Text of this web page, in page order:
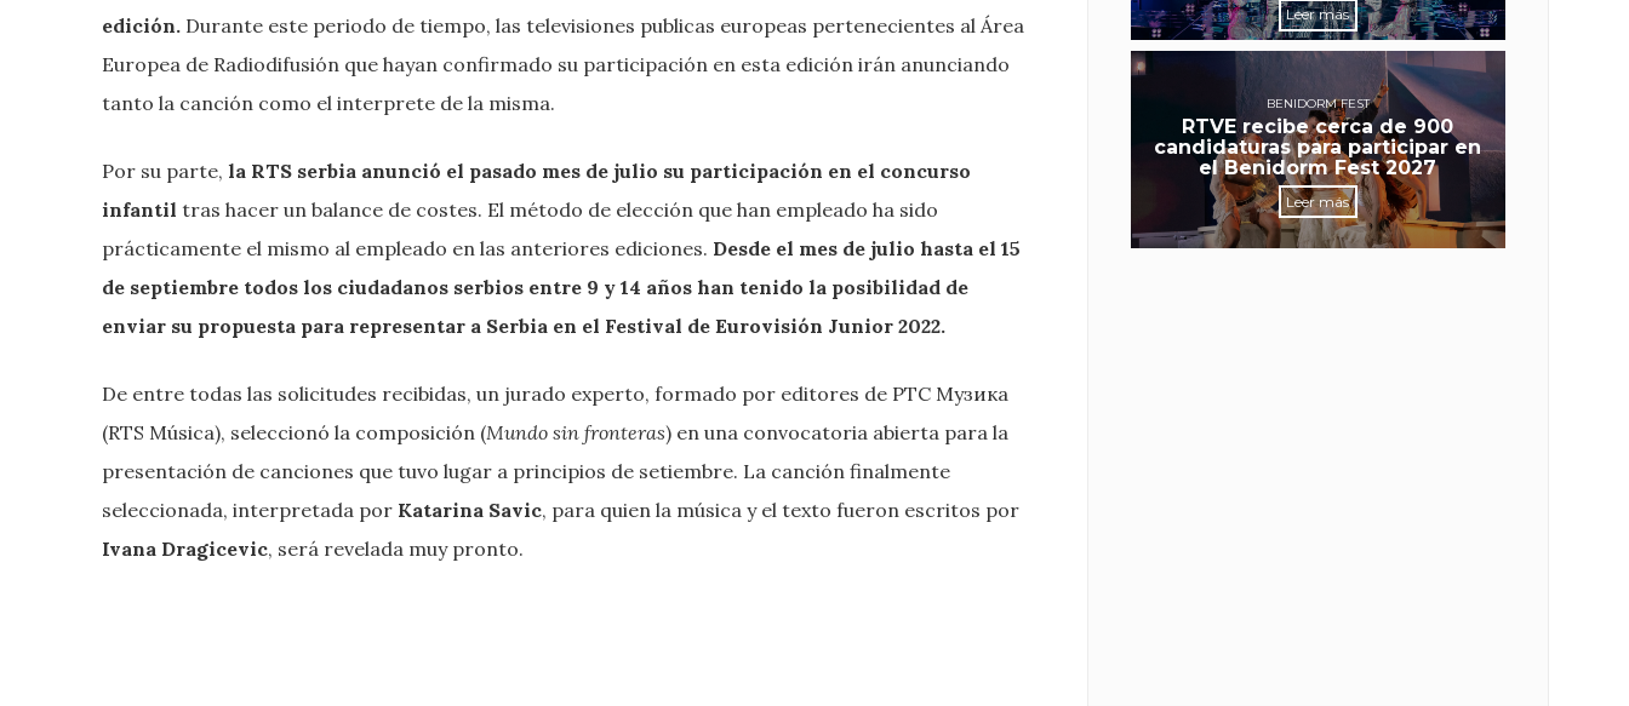
edición. Durante este periodo de tiempo, las televisiones publicas europeas pertenecientes al Área
Europea de Radiodifusión que hayan confirmado su participación en esta edición irán anunciando
tanto la canción como el interprete de la misma.
Por su parte, la RTS serbia anunció el pasado mes de julio su participación en el concurso
infantil tras hacer un balance de costes. El método de elección que han empleado ha sido
prácticamente el mismo al empleado en las anteriores ediciones. Desde el mes de julio hasta el 15
de septiembre todos los ciudadanos serbios entre 9 y 14 años han tenido la posibilidad de
enviar su propuesta para representar a Serbia en el Festival de Eurovisión Junior 2022.
De entre todas las solicitudes recibidas, un jurado experto, formado por editores de РТС Музика
(RTS Música), seleccionó la composición (Mundo sin fronteras) en una convocatoria abierta para la
presentación de canciones que tuvo lugar a principios de setiembre. La canción finalmente
seleccionada, interpretada por Katarina Savic, para quien la música y el texto fueron escritos por
Ivana Dragicevic, será revelada muy pronto.
Leer más
BENIDORM FEST
RTVE recibe cerca de 900
candidaturas para participar en
el Benidorm Fest 2027
Leer más